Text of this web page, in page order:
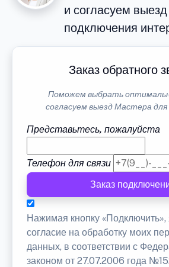
и согласуем
подключения
Заказ обратного
Поможем выбрать
согласуем выезд Мастера для
Представьтесь, пожалуйста
Телефон для связи
Заказ
Нажимая кнопку
согласие на обработку моих
данных, в соответствии с
законом от 27.07.2006 года